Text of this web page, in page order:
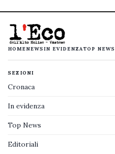
HOMENEWS IN EVIDENZATOP NEWS
SEZIONI
Cronaca
In evidenza
Top News
Editoriali